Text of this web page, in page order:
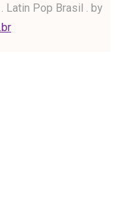
Latin Pop Brasil . by